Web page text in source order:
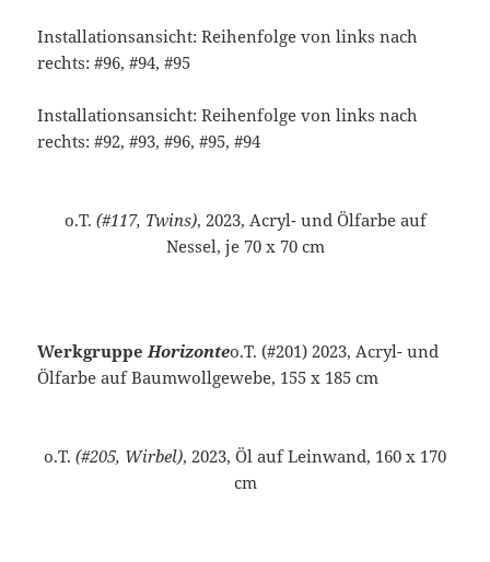
Installationsansicht: Reihenfolge von links nach
rechts: #96, #94, #95
Installationsansicht: Reihenfolge von links nach
rechts: #92, #93, #96, #95, #94
o.T. (#117, Twins), 2023, Acryl- und Ölfarbe auf
Nessel, je 70 x 70 cm
WerkgruppeHorizonteo.T. (#201) 2023, Acryl- und
Ölfarbe auf Baumwollgewebe, 155 x 185 cm
o.T. (#205, Wirbel), 2023, Öl auf Leinwand, 160 x 170
cm